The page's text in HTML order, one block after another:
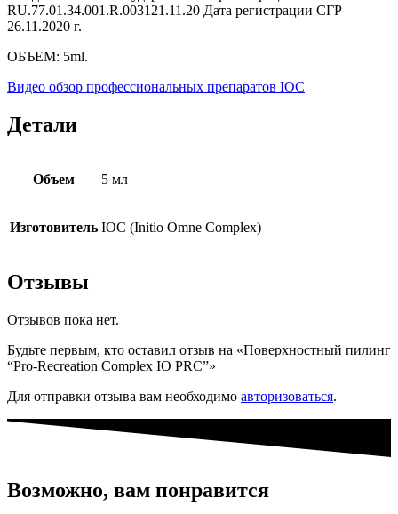
RU.77.01.34.001.R.003121.11.20 Дата регистрации СГР
26.11.2020 г.
ОБЪЕМ: 5ml.
Видео обзор профессиональных препаратов IOC
Детали
Объем 5 мл
Изготовитель IOC (Initio Omne Complex)
Отзывы
Отзывов пока нет.
Будьте первым, кто оставил отзыв на «Поверхностный пилинг
“Pro-Recreation Complex IO PRC”»
Для отправки отзыва вам необходимо авторизоваться.
Возможно, вам понравится